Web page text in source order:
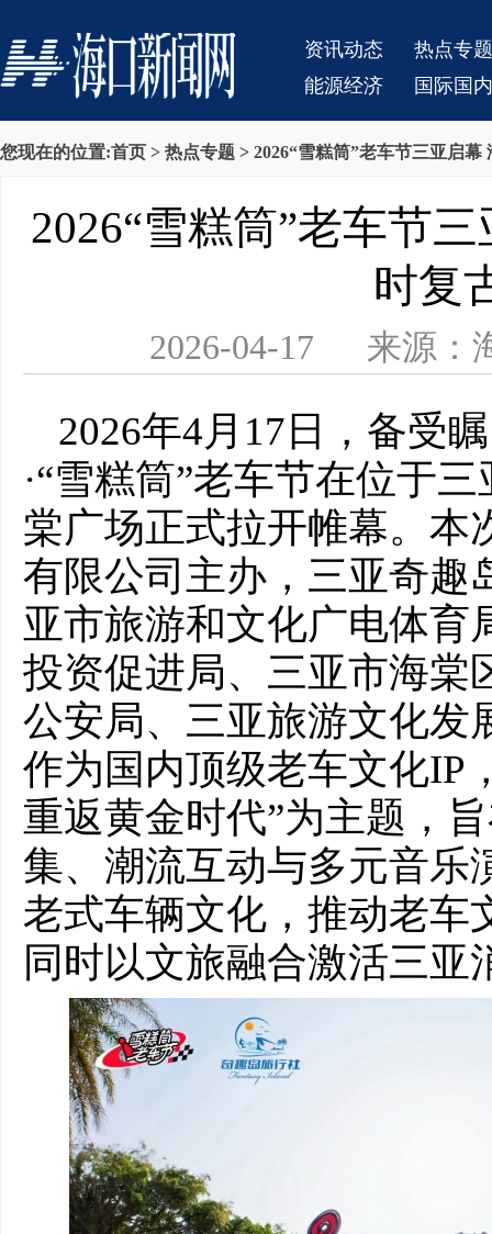
资讯动态
热点专题
能源经济
国际国内
您现在的位置:首页 > 热点专题 > 2026“雪糕筒”老车节三亚启
2026“雪糕筒”老车节
时复
2026-04-17 来源：
2026年4月17日，备受
·“雪糕筒”老车节在位于
棠广场正式拉开帷幕。本
有限公司主办，三亚奇趣
亚市旅游和文化广电体育
投资促进局、三亚市海棠
公安局、三亚旅游文化发
作为国内顶级老车文化IP
重返黄金时代”为主题，
集、潮流互动与多元音乐
老式车辆文化，推动老车
同时以文旅融合激活三亚